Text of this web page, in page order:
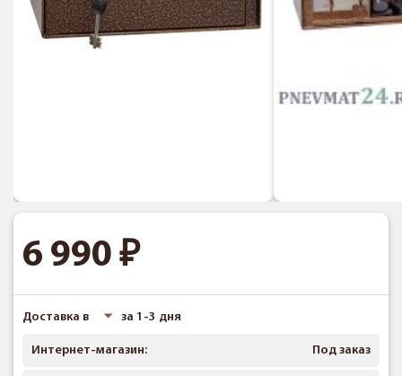
6 990
Доставка в за 1-3 дня
Интернет-магазин: Под заказ